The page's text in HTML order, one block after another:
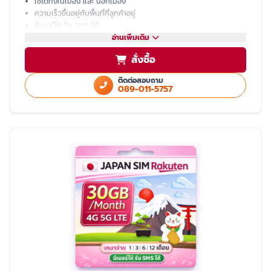
ความเร็วขึ้นอยู่กับพื้นที่ที่ลูกค้าอยู่
มีเบอร์ให้ รับ SMS ได้
โทรเข้า-ออก ไม่ได้ ต้องโทรผ่าน LINE
แชร์ hotspot ไม่ได้
บริการหลังการขายโดย ทีมงานคนไทย
อ่านเพิ่มเติม
สั่งซื้อ
ติดต่อสอบถาม
089-011-5757